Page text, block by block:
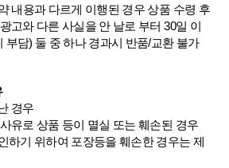
내용과 다르게 이행된 경우 상품 수령 후
고와 다른 사실을 안 날로 부터 30일 이
부담) 둘 중 하나 경과시 반품/교환 불가
경우
유로 상품 등이 멸실 또는 훼손된 경우
하기 위하여 포장등을 훼손한 경우는 제